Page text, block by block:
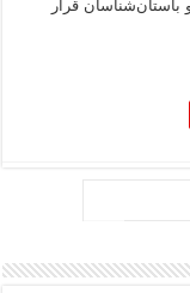
قرار